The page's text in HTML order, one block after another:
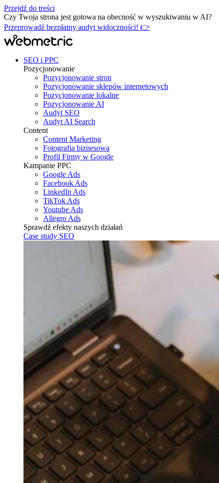
Przejdź do treści
Czy Twoja strona jest gotowa na obecność w wyszukiwaniu w AI?
Przeprowadź bezpłatny audyt widoczności! 👉
SEO i PPC
Pozycjonowanie
Pozycjonowanie stron
Pozycjonowanie sklepów internetowych
Pozycjonowanie lokalne
Pozycjonowanie AI
Audyt SEO
Audyt AI Search
Content
Content Marketing
Fotografia biznesowa
Profil Firmy w Google
Kampanie PPC
Google Ads
Facebook Ads
LinkedIn Ads
TikTok Ads
Youtube Ads
Allegro Ads
Sprawdź efekty naszych działań
Case study SEO